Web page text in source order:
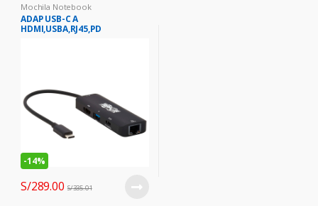
Mochila Notebook
ADAP USB-C A
HDMI,USBA,RJ45,PD
-14%
S/289.00 S/335.01